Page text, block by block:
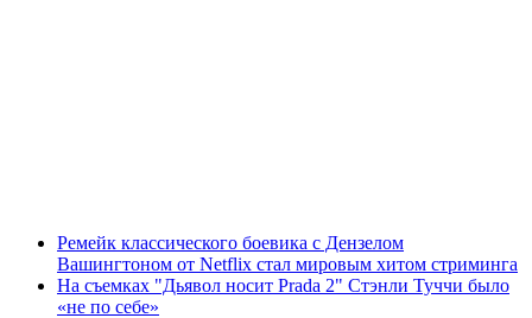
Ремейк классического боевика с Дензелом
Вашингтоном от Netflix стал мировым хитом стриминга
На съемках "Дьявол носит Prada 2" Стэнли Туччи было
«не по себе»